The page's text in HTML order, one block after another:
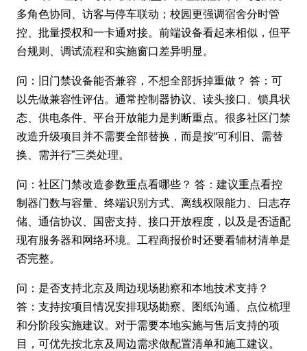
多角色协同、访客与停车联动；校园更强调宿舍分时管
控、批量授权和一卡通对接。前端设备看起来相似，但平
台规则、调试流程和实施窗口差异明显。
问：旧门禁设备能否兼容，不想全部拆掉重做？ 答：可
以先做兼容性评估。通常控制器协议、读头接口、锁具状
态、供电条件、平台开放能力是判断重点。很多社区门禁
改造升级项目并不需要全部替换，而是按“可利旧、需替
换、需并行”三类处理。
问：社区门禁改造参数重点看哪些？ 答：建议重点看控
制器门数与容量、终端识别方式、离线权限能力、日志存
储、通信协议、国密支持、接口开放程度，以及是否适配
现有服务器和网络环境。工程商报价时还要看辅材清单是
否完整。
问：是否支持北京及周边现场勘察和本地技术支持？
答：支持按项目情况安排现场勘察、图纸沟通、点位梳理
和分阶段实施建议。对于需要本地实施与售后支持的项
目，可优先按北京及周边需求做配置清单和施工建议。